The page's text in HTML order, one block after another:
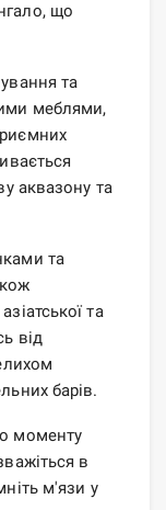
що
та
меблями,
аквазону та
та
та
від
барів.
моменту
в
м'язи у